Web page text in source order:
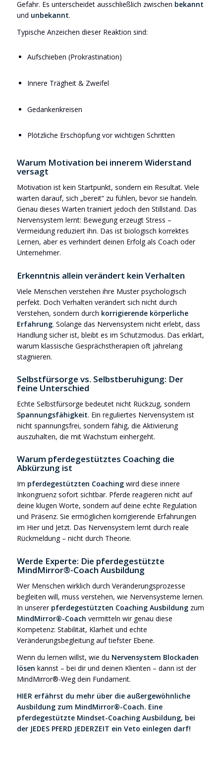
Gefahr. Es unterscheidet ausschließlich zwischen bekannt
und unbekannt.
Typische Anzeichen dieser Reaktion sind:
Aufschieben (Prokrastination)
Innere Trägheit & Zweifel
Gedankenkreisen
Plötzliche Erschöpfung vor wichtigen Schritten
Warum Motivation bei innerem Widerstand
versagt
Motivation ist kein Startpunkt, sondern ein Resultat. Viele
warten darauf, sich „bereit“ zu fühlen, bevor sie handeln.
Genau dieses Warten trainiert jedoch den Stillstand. Das
Nervensystem lernt: Bewegung erzeugt Stress –
Vermeidung reduziert ihn. Das ist biologisch korrektes
Lernen, aber es verhindert deinen Erfolg als Coach oder
Unternehmer.
Erkenntnis allein verändert kein Verhalten
Viele Menschen verstehen ihre Muster psychologisch
perfekt. Doch Verhalten verändert sich nicht durch
Verstehen, sondern durch korrigierende körperliche
Erfahrung. Solange das Nervensystem nicht erlebt, dass
Handlung sicher ist, bleibt es im Schutzmodus. Das erklärt,
warum klassische Gesprächstherapien oft jahrelang
stagnieren.
Selbstfürsorge vs. Selbstberuhigung: Der
feine Unterschied
Echte Selbstfürsorge bedeutet nicht Rückzug, sondern
Spannungsfähigkeit. Ein reguliertes Nervensystem ist
nicht spannungsfrei, sondern fähig, die Aktivierung
auszuhalten, die mit Wachstum einhergeht.
Warum pferdegestütztes Coaching die
Abkürzung ist
Im pferdegestützten Coachingwird diese innere
Inkongruenz sofort sichtbar. Pferde reagieren nicht auf
deine klugen Worte, sondern auf deine echte Regulation
und Präsenz. Sie ermöglichen korrigierende Erfahrungen
im Hier und Jetzt. Das Nervensystem lernt durch reale
Rückmeldung – nicht durch Theorie.
Werde Experte: Die pferdegestützte
MindMirror®-Coach Ausbildung
Wer Menschen wirklich durch Veränderungsprozesse
begleiten will, muss verstehen, wie Nervensysteme lernen.
In unserer pferdegestützten Coaching Ausbildungzum
MindMirror®-Coach vermitteln wir genau diese
Kompetenz: Stabilität, Klarheit und echte
Veränderungsbegleitung auf tiefster Ebene.
Wenn du lernen willst, wie du Nervensystem Blockaden
lösen kannst – bei dir und deinen Klienten – dann ist der
MindMirror®-Weg dein Fundament.
HIER erfährst du mehr über die außergewöhnliche
Ausbildung zum MindMirror®-Coach. Eine
pferdegestützte Mindset-Coaching Ausbildung, bei
der JEDES PFERD JEDERZEIT ein Veto einlegen darf!